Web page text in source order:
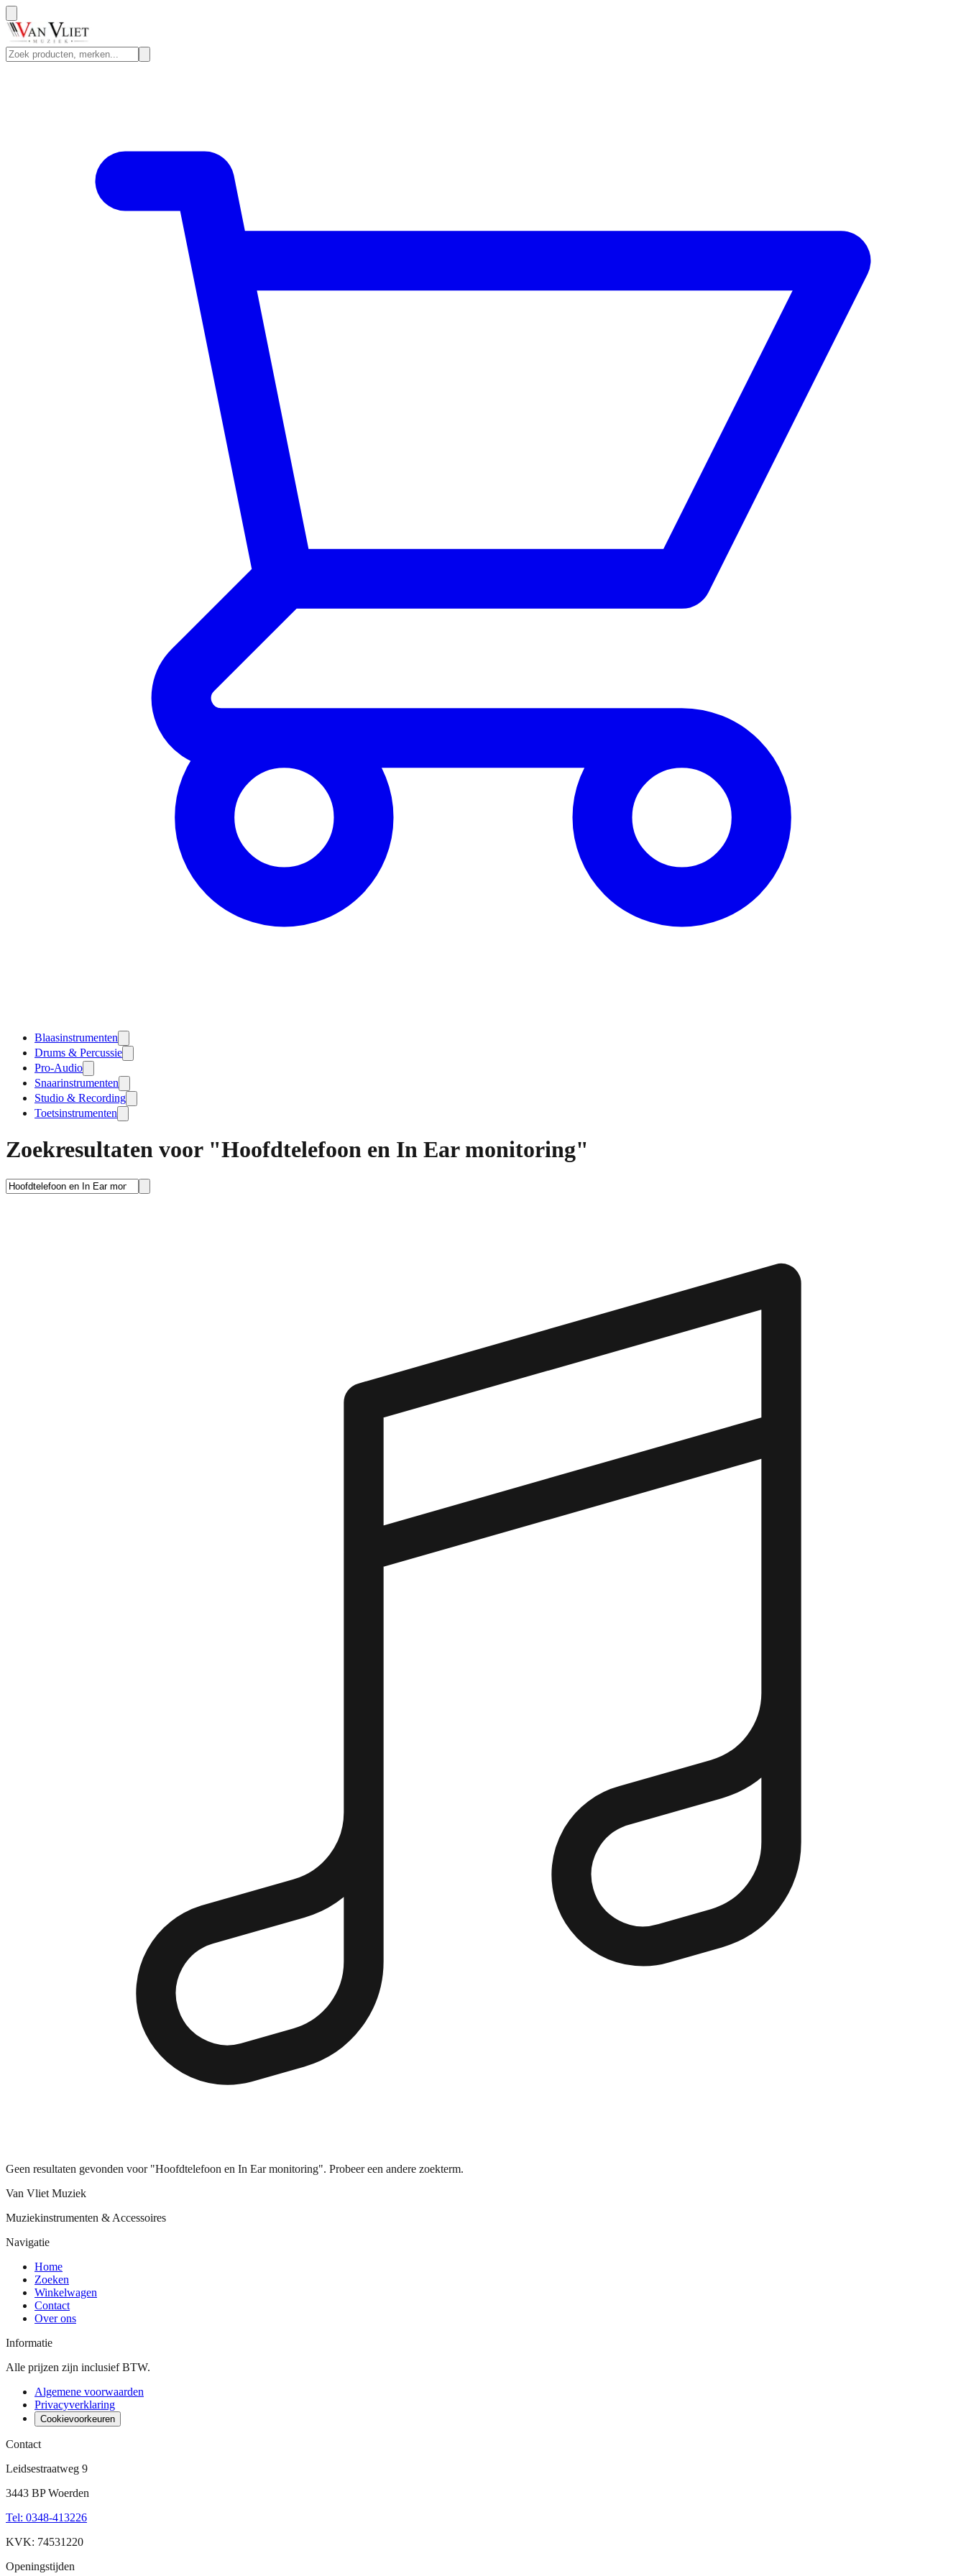
Blaasinstrumenten
Drums & Percussie
Pro-Audio
Snaarinstrumenten
Studio & Recording
Toetsinstrumenten
Zoekresultaten voor "Hoofdtelefoon en In Ear monitoring"
Geen resultaten gevonden voor "Hoofdtelefoon en In Ear monitoring". Probeer een andere zoekterm.
Van Vliet Muziek
Muziekinstrumenten & Accessoires
Navigatie
Home
Zoeken
Winkelwagen
Contact
Over ons
Informatie
Alle prijzen zijn inclusief BTW.
Algemene voorwaarden
Privacyverklaring
Cookievoorkeuren
Contact
Leidsestraatweg 9
3443 BP Woerden
Tel: 0348-413226
KVK: 74531220
Openingstijden